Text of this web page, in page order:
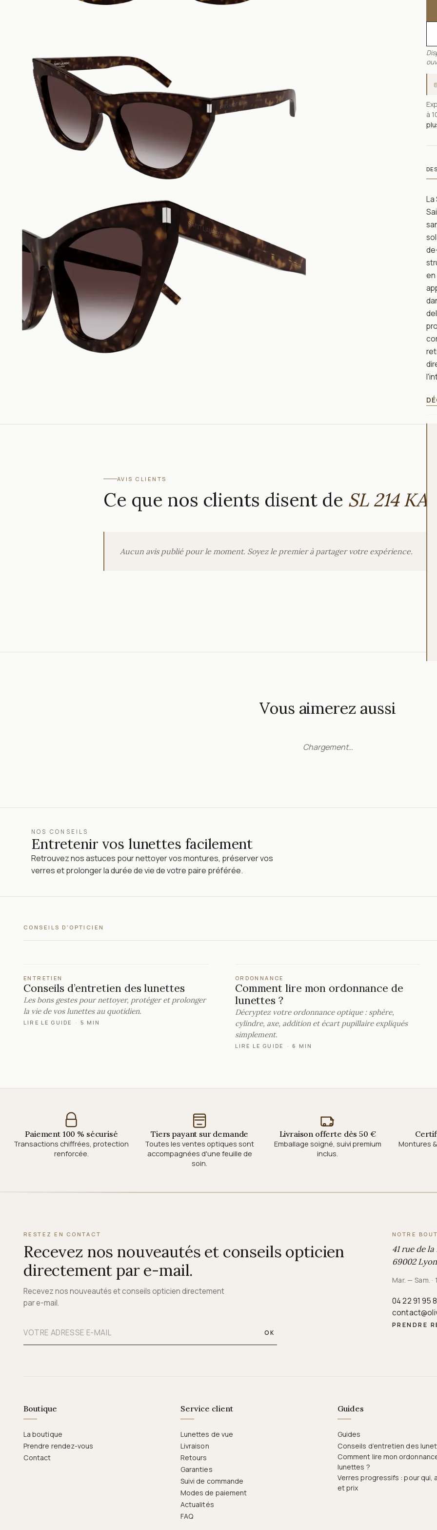
à
La
en
AVIS CLIENTS
Ce que nos clients disent de SL 214
Aucun avis publié pour le moment. Soyez le premier à partager votre expérience.
Vous aimerez aussi
Chargement…
NOS CONSEILS
Entretenir vos lunettes facilement
Retrouvez nos astuces pour nettoyer vos montures, préserver vos
verres et prolonger la durée de vie de votre paire préférée.
CONSEILS D'OPTICIEN
ENTRETIEN
Conseils d’entretien des lunettes
Les bons gestes pour nettoyer, protéger et prolonger
la vie de vos lunettes au quotidien.
LIRE LE GUIDE · 5 MIN
ORDONNANCE
Comment lire mon ordonnance de
lunettes ?
Décryptez votre ordonnance optique : sphère,
cylindre, axe, addition et écart pupillaire expliqués
simplement.
LIRE LE GUIDE · 6 MIN
Paiement 100 % sécurisé
Transactions chiffrées, protection
renforcée.
Tiers payant sur demande
Toutes les ventes optiques sont
accompagnées d'une feuille de
soin.
Livraison offerte dès 50 €
Emballage soigné, suivi premium
inclus.
Montures
RESTEZ EN CONTACT
Recevez nos nouveautés et conseils opticien
directement par e-mail.
Recevez nos nouveautés et conseils opticien directement
par e-mail.
OK
NOTRE
41 rue de
69002 Lyon
Mar. — Sam. ·
04 22 91 95
PRENDRE
Boutique
La boutique
Prendre rendez-vous
Contact
Service client
Lunettes de vue
Livraison
Retours
Garanties
Suivi de commande
Modes de paiement
Actualités
FAQ
Guides
Guides
Conseils d’entretien des
Comment lire mon
lunettes ?
Verres progressifs : pour qui,
et prix